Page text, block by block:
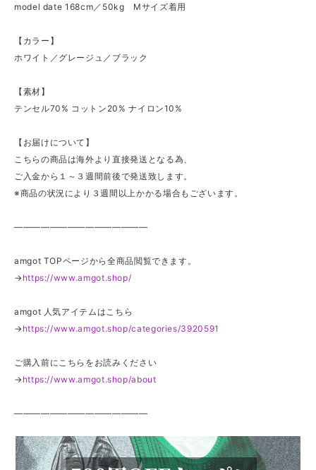
model date 168cm／50kg Mサイズ着用
【カラー】
ホワイト／グレージュ／ブラック
【素材】
テンセル70% コットン20% ナイロン10%
【お届けについて】
こちらの商品は海外より直接発送となる為、
ご入金から１～３週間前後で発送致します。
※商品の状況により３週間以上かかる場合もございます。
———————————————
amgot TOPページから全商品閲覧できます。
→ https://www.amgot.shop/
amgot 人気アイテムはこちら
→ https://www.amgot.shop/categories/3920591
ご購入前にこちらをお読みください
→ https://www.amgot.shop/about
———————————————